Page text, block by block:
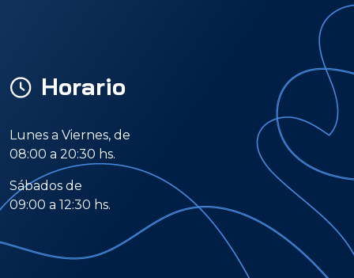
Horario
Lunes a Viernes, de
08:00 a 20:30 hs.
Sábados de
09:00 a 12:30 hs.